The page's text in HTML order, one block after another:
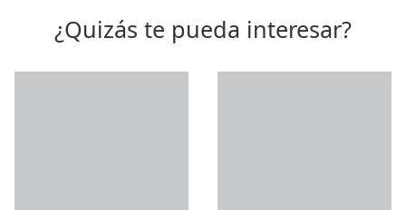
¿Quizás te pueda interesar?